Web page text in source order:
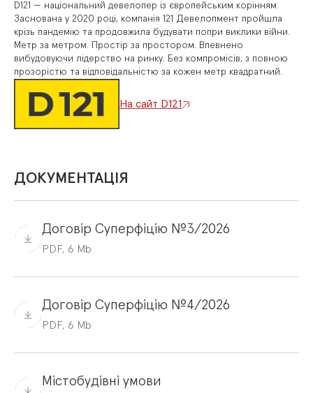
На сайт D121
D121 — національний девелопер із європейським корінням.
Заснована у 2020 році, компанія 121 Девелопмент пройшла
крізь пандемію та продовжила будувати попри виклики війни.
Метр за метром. Простір за простором. Впевнено
вибудовуючи лідерство на ринку. Без компромісів, з повною
прозорістю та відповідальністю за кожен метр квадратний.
ДОКУМЕНТАЦІЯ
Договір Суперфіцію №3/2026
PDF, 6 Mb
Договір Суперфіцію №4/2026
PDF, 6 Mb
Містобудівні умови